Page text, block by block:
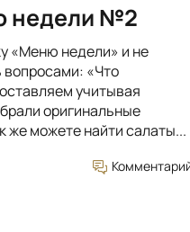
недели №2
«Меню недели» и не
«Что
учитывая
оригинальные
же можете найти салаты...